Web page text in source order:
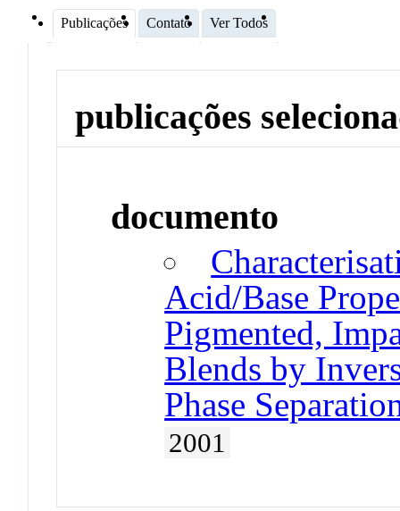
Publicações Contato Ver Todos
publicações
documento
Acid/Base
Pigmented,
Blends by
Phase
2001